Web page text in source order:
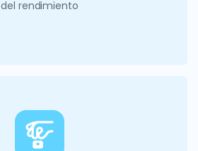
del rendimiento